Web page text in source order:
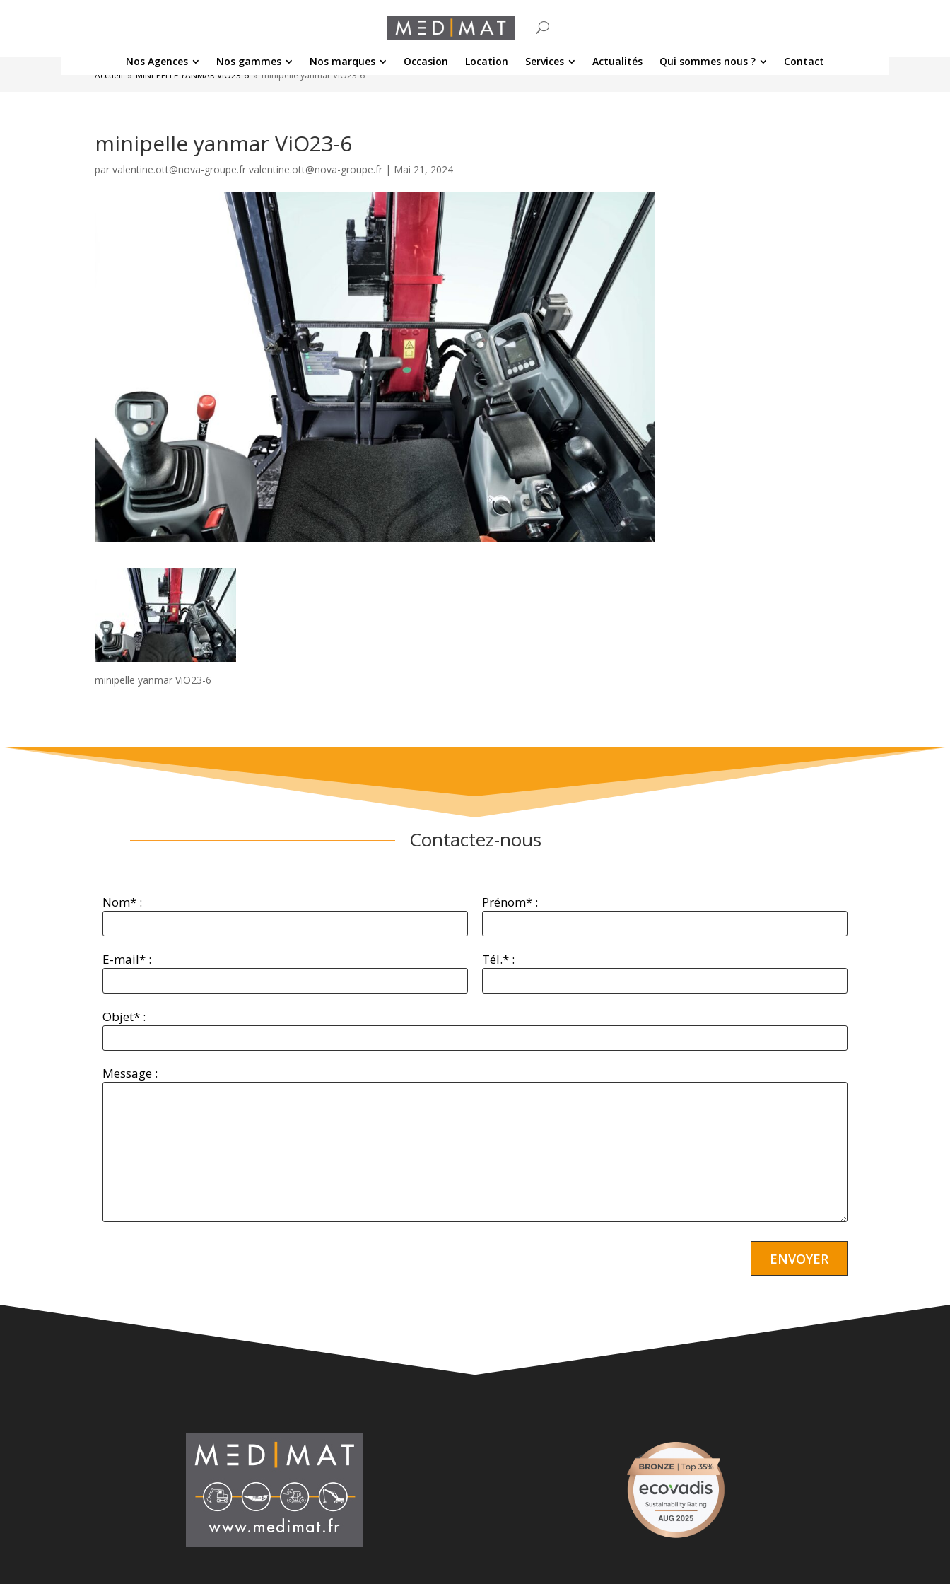
Nos Agences Nos gammes Nos marques Occasion Location Services Actualités Qui sommes nous ? Contact
Accueil 9 MINI-PELLE YANMAR ViO23-6 9 minipelle yanmar ViO23-6
minipelle yanmar ViO23-6
parvalentine.ott@nova-groupe.fr valentine.ott@nova-groupe.fr | Mai 21, 2024
minipelle yanmar ViO23-6
Contactez-nous
Nom* : Prénom* :
E-mail* : Tél.* :
Objet* :
Message :